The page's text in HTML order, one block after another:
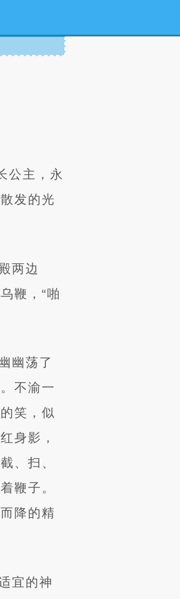
公主，永
发的光
两边
鞭，“啪
幽荡了
不渝一
笑，似
身影，
、扫、
鞭子。
降的精
宜的神